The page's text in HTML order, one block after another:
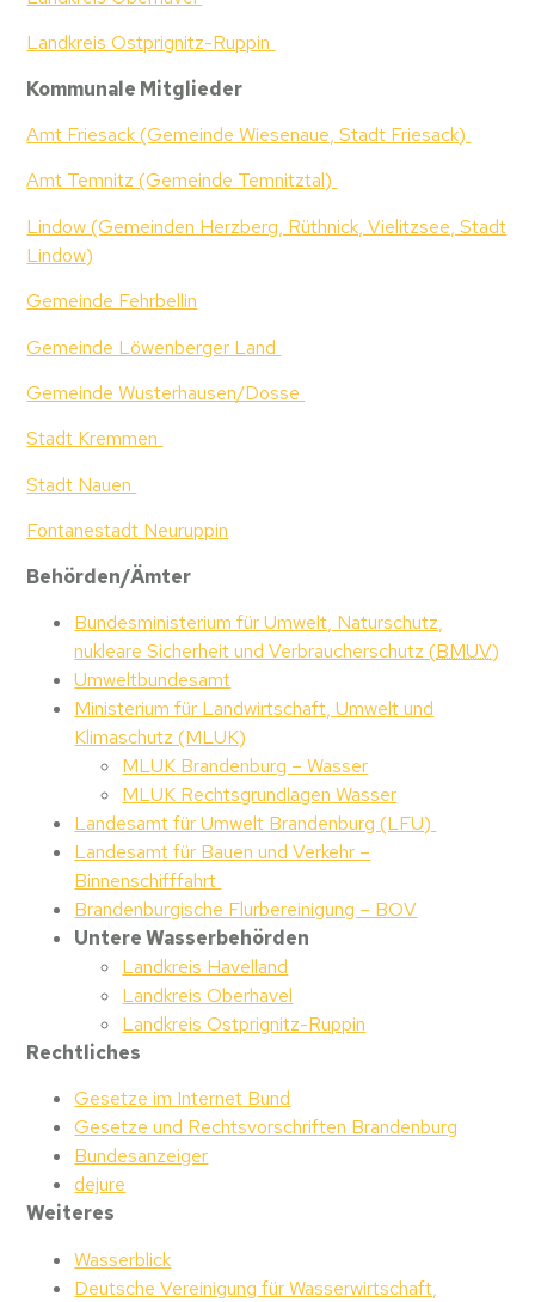
Landkreis Ostprignitz-Ruppin
Kommunale Mitglieder
Amt Friesack (Gemeinde Wiesenaue, Stadt Friesack)
Amt Temnitz (Gemeinde Temnitztal)
Lindow (Gemeinden Herzberg, Rüthnick, Vielitzsee, Stadt
Lindow)
Gemeinde Fehrbellin
Gemeinde Löwenberger Land
Gemeinde Wusterhausen/Dosse
Stadt Kremmen
Stadt Nauen
Fontanestadt Neuruppin
Behörden/Ämter
Bundesministerium für Umwelt, Naturschutz,
nukleare Sicherheit und Verbraucherschutz (BMUV)
Umweltbundesamt
Ministerium für Landwirtschaft, Umwelt und
Klimaschutz (MLUK)
MLUK Brandenburg – Wasser
MLUK Rechtsgrundlagen Wasser
Landesamt für Umwelt Brandenburg (LFU)
Landesamt für Bauen und Verkehr –
Binnenschifffahrt
Brandenburgische Flurbereinigung – BOV
Untere Wasserbehörden
Landkreis Havelland
Landkreis Oberhavel
Landkreis Ostprignitz-Ruppin
Rechtliches
Gesetze im Internet Bund
Gesetze und Rechtsvorschriften Brandenburg
Bundesanzeiger
dejure
Weiteres
Wasserblick
Deutsche Vereinigung für Wasserwirtschaft,